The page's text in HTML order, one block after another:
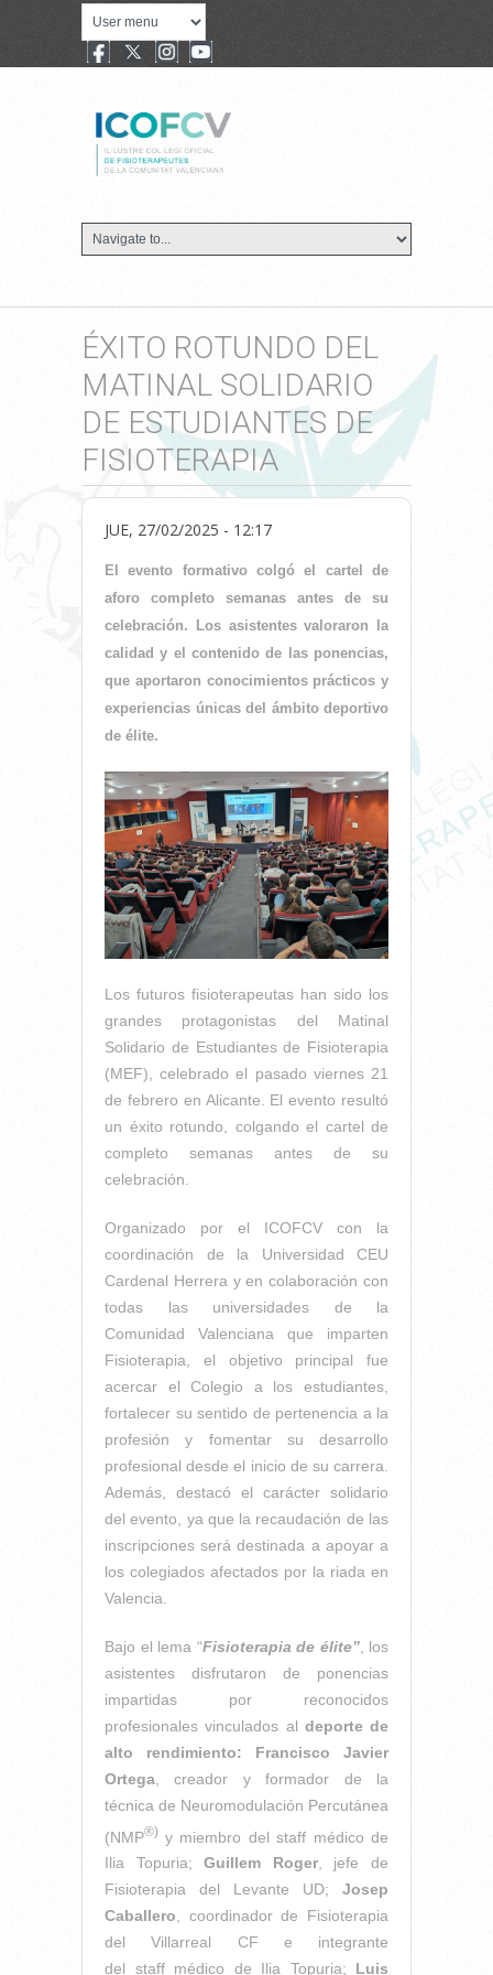
ÉXITO ROTUNDO DEL
MATINAL SOLIDARIO
DE ESTUDIANTES DE
FISIOTERAPIA
JUE, 27/02/2025 - 12:17
El evento formativo colgó el cartel de
aforo completo semanas antes de su
celebración. Los asistentes valoraron la
calidad y el contenido de las ponencias,
que aportaron conocimientos prácticos y
experiencias únicas del ámbito deportivo
de élite.
Los futuros fisioterapeutas han sido los
grandes protagonistas del Matinal
Solidario de Estudiantes de Fisioterapia
(MEF), celebrado el pasado viernes 21
de febrero en Alicante. El evento resultó
un éxito rotundo, colgando el cartel de
completo semanas antes de su
celebración.
Organizado por el ICOFCV con la
coordinación de la Universidad CEU
Cardenal Herrera y en colaboración con
todas las universidades de la
Comunidad Valenciana que imparten
Fisioterapia, el objetivo principal fue
acercar el Colegio a los estudiantes,
fortalecer su sentido de pertenencia a la
profesión y fomentar su desarrollo
profesional desde el inicio de su carrera.
Además, destacó el carácter solidario
del evento, ya que la recaudación de las
inscripciones será destinada a apoyar a
los colegiados afectados por la riada en
Valencia.
Bajo el lema “Fisioterapia de élite”, los
asistentes disfrutaron de ponencias
impartidas por reconocidos
profesionales vinculados al deporte de
alto rendimiento:
Francisco Javier
Ortega , creador y formador de la
técnica de Neuromodulación Percutánea
(NMP®) y miembro del staff médico de
Ilia Topuria;Guillem Roger, jefe de
Fisioterapia del Levante UD; Josep
Caballero, coordinador de Fisioterapia
del Villarreal CF e integrante
del staff médico de Ilia Topuria; Luis